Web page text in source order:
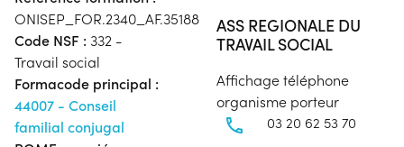
ONISEP_FOR.2340_AF.35188
Code NSF : 332 -
Travail social
Formacode principal :
44007 - Conseil
familial conjugal
ASS REGIONALE DU
TRAVAIL SOCIAL
Affichage téléphone
organisme porteur
03 20 62 53 70